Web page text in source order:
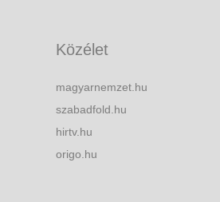
Közélet
magyarnemzet.hu
szabadfold.hu
hirtv.hu
origo.hu